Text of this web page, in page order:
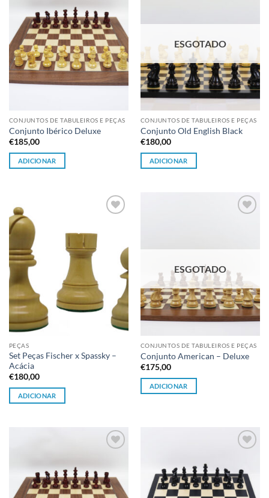
desejos
CONJUNTOS DE TABULEIROS E PEÇAS
Conjunto Ibérico Deluxe
€185,00
ADICIONAR
ESGOTADO
CONJUNTOS DE TABULEIROS E PEÇAS
Conjunto Old English Black
€180,00
ADICIONAR
desejos
PEÇAS
Set Peças Fischer x Spassky –
Acácia
€180,00
ADICIONAR
ESGOTADO
CONJUNTOS DE TABULEIROS E PEÇAS
Conjunto American – Deluxe
€175,00
ADICIONAR
desejos
desejos